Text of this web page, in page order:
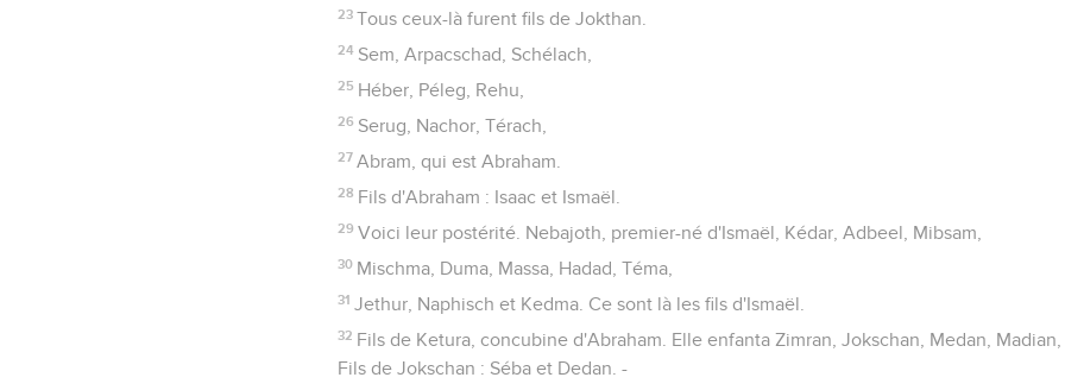
23 Tous ceux-là furent fils de Jokthan.
24 Sem, Arpacschad, Schélach,
25 Héber, Péleg, Rehu,
26 Serug, Nachor, Térach,
27 Abram, qui est Abraham.
28 Fils d'Abraham : Isaac et Ismaël.
29 Voici leur postérité. Nebajoth, premier-né d'Ismaël, Kédar, Adbeel, Mibsam,
30 Mischma, Duma, Massa, Hadad, Téma,
31 Jethur, Naphisch et Kedma. Ce sont là les fils d'Ismaël.
32 Fils de Ketura, concubine d'Abraham. Elle enfanta Zimran, Jokschan, Medan,
Fils de Jokschan : Séba et Dedan. -